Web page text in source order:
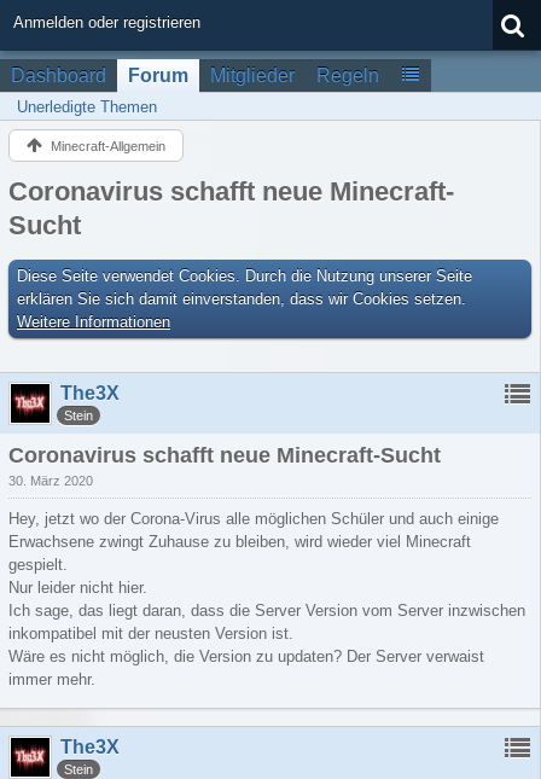
Anmelden oder registrieren
Dashboard Forum Mitglieder Regeln
Unerledigte Themen
Minecraft-Allgemein
Coronavirus schafft neue Minecraft-
Sucht
Diese Seite verwendet Cookies. Durch die Nutzung unserer Seite
erklären Sie sich damit einverstanden, dass wir Cookies setzen.
Weitere Informationen
The3X
Stein
Coronavirus schafft neue Minecraft-Sucht
30. März 2020
Hey, jetzt wo der Corona-Virus alle möglichen Schüler und auch einige
Erwachsene zwingt Zuhause zu bleiben, wird wieder viel Minecraft
gespielt.
Nur leider nicht hier.
Ich sage, das liegt daran, dass die Server Version vom Server inzwischen
inkompatibel mit der neusten Version ist.
Wäre es nicht möglich, die Version zu updaten? Der Server verwaist
immer mehr.
The3X
Stein